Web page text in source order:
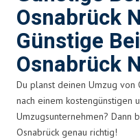
Osnabrück
Günstige
Osnabrück
Du planst deinen Umzug von
nach einem kostengünstigen
Umzugsunternehmen? Dann
Osnabrück genau richtig!